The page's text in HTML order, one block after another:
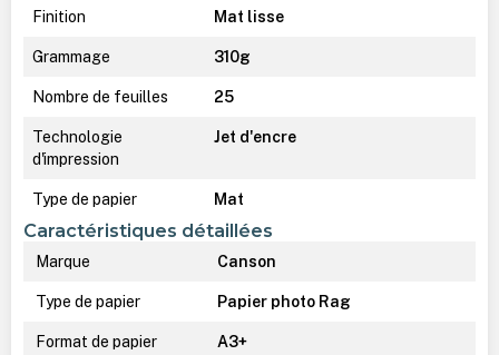
Finition Mat lisse
Grammage 310g
Nombre de feuilles 25
Technologie
d'impression
Jet d'encre
Type de papier Mat
Caractéristiques détaillées
Marque Canson
Type de papier Papier photo Rag
Format de papier A3+